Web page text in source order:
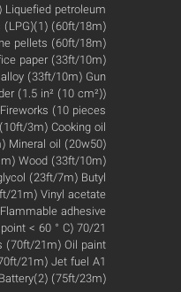
petroleum
(LPG)(1) (60ft/18m)
pellets (60ft/18m)
paper (33ft/10m)
(33ft/10m) Gun
(1.5 in² (10 cm²))
(10 pieces
3m) Cooking oil
Mineral oil (20w50)
Wood (33ft/10m)
(23ft/7m) Butyl
21m) Vinyl acetate
adhesive
< 60 ° C) 70/21
(70ft/21m) Oil paint
21m) Jet fuel A1
(75ft/23m)